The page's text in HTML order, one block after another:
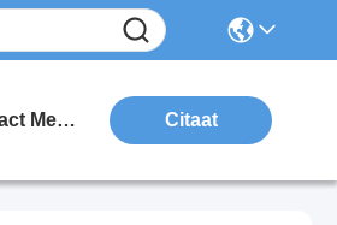
Neem Contact Met Ons Op. Citaat